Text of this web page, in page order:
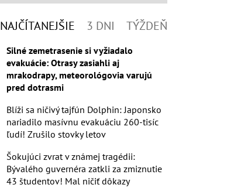
NAJČÍTANEJŠIE 3 DNI TÝŽDEŇ
Silné zemetrasenie si vyžiadalo
evakuácie: Otrasy zasiahli aj
mrakodrapy, meteorológovia varujú
pred dotrasmi
Blíži sa ničivý tajfún Dolphin: Japonsko
nariadilo masívnu evakuáciu 260-tisíc
ľudí! Zrušilo stovky letov
Šokujúci zvrat v známej tragédii:
Bývalého guvernéra zatkli za zmiznutie
43 študentov! Mal ničiť dôkazy